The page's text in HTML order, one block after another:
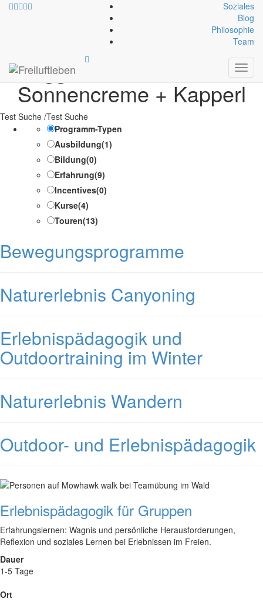
Soziales
Blog
Philosophie
Team
Allgemeine Ausrüstung:
ggf. Sonnenbrille +
Sonnencreme + Kapperl
Test Suche /Test Suche
Programm-Typen
Ausbildung(1)
Bildung(0)
Erfahrung(9)
Incentives(0)
Kurse(4)
Touren(13)
Bewegungsprogramme
Naturerlebnis Canyoning
Erlebnispädagogik und
Outdoortraining im Winter
Naturerlebnis Wandern
Outdoor- und Erlebnispädagogik
Erlebnispädagogik für Gruppen
Erfahrungslernen: Wagnis und persönliche Herausforderungen,
Reflexion und soziales Lernen bei Erlebnissen im Freien.
Dauer
1-5 Tage
Ort